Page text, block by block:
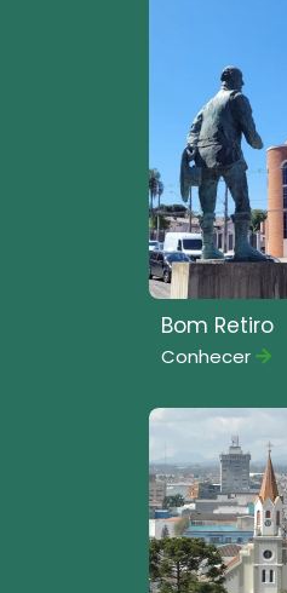
Bom Retiro
Conhecer